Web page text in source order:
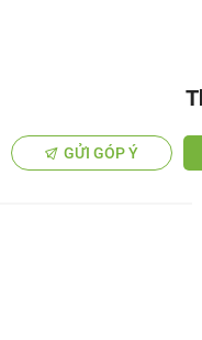
GỬI GÓP Ý